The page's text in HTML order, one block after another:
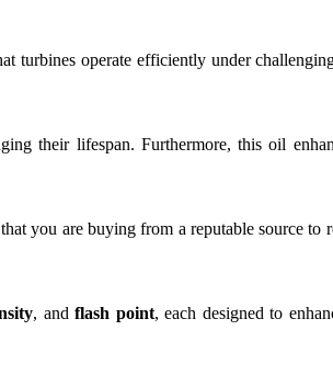
turbines operate efficiently under
their lifespan. Furthermore, this oil
you are buying from a reputable source to
, andflash point, each designed to